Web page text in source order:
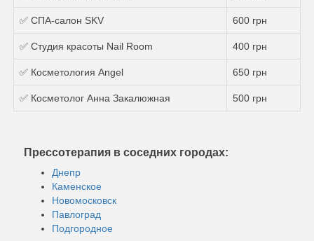
✅ СПА-салон SKV 600 грн
✅ Студия красоты Nail Room 400 грн
✅ Косметология Angel 650 грн
✅ Косметолог Анна Закалюжная 500 грн
Прессотерапия в соседних городах:
Днепр
Каменское
Новомосковск
Павлоград
Подгородное